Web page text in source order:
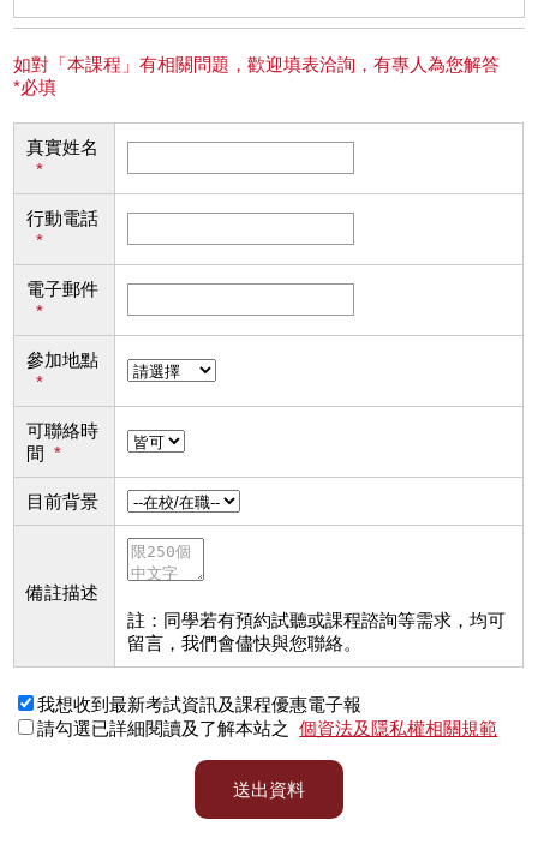
如對「本課程」有相關問題，歡迎填表洽詢，有專人為您解答
*必填
真實姓名
*
行動電話
*
電子郵件
*
參加地點
*
可聯絡時
間 *
目前背景
備註描述
註：同學若有預約試聽或課程諮詢等需求，均可
留言，我們會儘快與您聯絡。
我想收到最新考試資訊及課程優惠電子報
請勾選已詳細閱讀及了解本站之
個資法及隱私權相關規範
送出資料